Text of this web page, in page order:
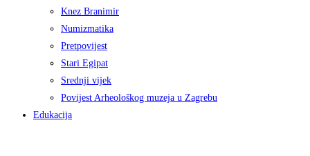
Knez Branimir
Numizmatika
Pretpovijest
Stari Egipat
Srednji vijek
Povijest Arheološkog muzeja u Zagrebu
Edukacija